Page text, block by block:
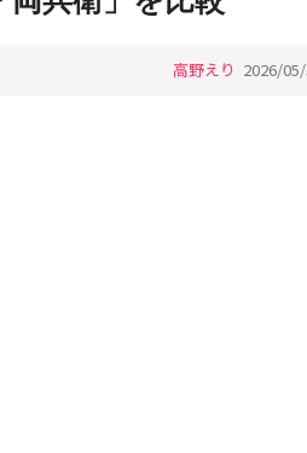
高野えり 2026/